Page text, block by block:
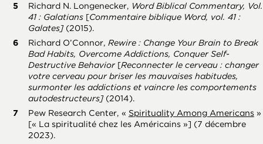
Richard N. Longenecker, Word Biblical Commentary, Vol.
41 : Galatians[Commentaire biblique Word, vol. 41 :
Galates](2015).
Richard O’Connor, Rewire : Change Your Brain to Break
Bad Habits, Overcome Addictions, Conquer Self-
Destructive Behavior[Reconnecter le cerveau : changer
votre cerveau pour briser les mauvaises habitudes,
surmonter les addictions et vaincre les comportements
autodestructeurs](2014).
Pew Research Center, « Spirituality Among Americans»
[« La spiritualité chez les Américains »] (7 décembre
2023).